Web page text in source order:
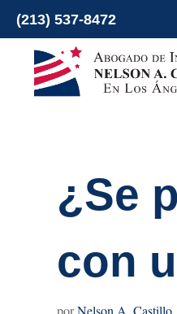
al
contenido
(213) 537-8472
¿Se
con